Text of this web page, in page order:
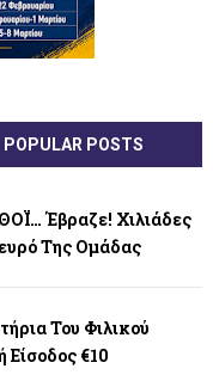
POPULAR POSTS
Έβραζε! Χιλιάδες
Της Ομάδας
Του Φιλικού
€10